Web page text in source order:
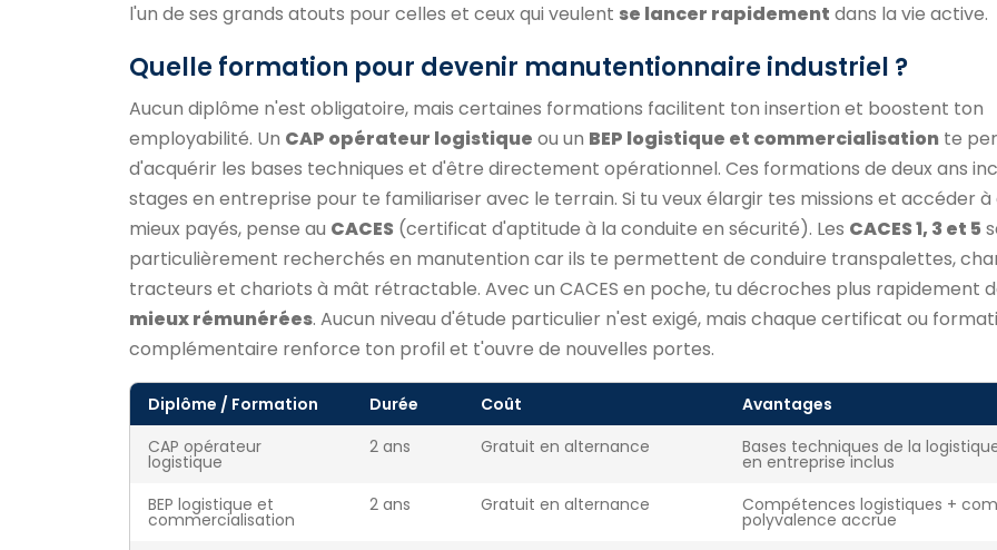
l'un de ses grands atouts pour celles et ceux qui veulent se lancer rapidement dans la vie active.
Quelle formation pour devenir manutentionnaire industriel ?
Aucun diplôme n'est obligatoire, mais certaines formations facilitent ton insertion et boostent ton
employabilité. Un CAP opérateur logistique ou un BEP logistique et commercialisation te
d'acquérir les bases techniques et d'être directement opérationnel. Ces formations de deux ans
stages en entreprise pour te familiariser avec le terrain. Si tu veux élargir tes missions et accéder à
mieux payés, pense au CACES (certificat d'aptitude à la conduite en sécurité). Les CACES 1, 3 et 5
particulièrement recherchés en manutention car ils te permettent de conduire transpalettes,
tracteurs et chariots à mât rétractable. Avec un CACES en poche, tu décroches plus rapidement
mieux rémunérées. Aucun niveau d'étude particulier n'est exigé, mais chaque certificat ou
complémentaire renforce ton profil et t'ouvre de nouvelles portes.
Diplôme / Formation Durée Coût
Avantages
CAP opérateur
logistique
2 ans Gratuit en alternance Bases techniques de la
en entreprise inclus
BEP logistique et
commercialisation
2 ans Gratuit en alternance Compétences logistiques +
polyvalence accrue